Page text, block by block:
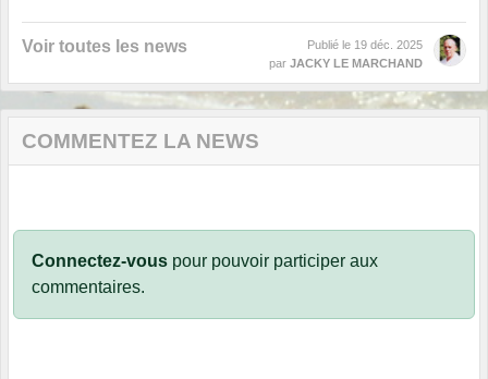
Voir toutes les news Publié le 19 déc. 2025
par JACKY LE MARCHAND
COMMENTEZ LA NEWS
Connectez-vous pour pouvoir participer aux
commentaires.